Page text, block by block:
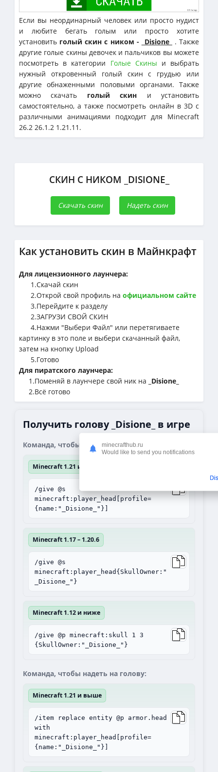
Если вы неординарный человек или просто нудист
и любите бегать голым или просто хотите
установить голый скин с ником - _Disione_
. Также
другие голые скины девочек и пальчиков вы можете
посмотреть в категории Голые Скины и выбрать
нужный откровенный голый скин с грудью или
другие обнаженными половыми органами. Также
можно скачать голый скин и установить
самостоятельно, а также посмотреть онлайн в 3D с
различными анимациями подходит для Minecraft
26.2 26.1.2 1.21.11.
СКИН С НИКОМ _DISIONE_
Скачать скин Надеть скин
Как установить скин в Майнкрафт
Для лицензионного лаунчера:
1.Cкачай скин
2.Открой свой профиль на официальном сайте
3.Перейдите к разделу
2.ЗАГРУЗИ СВОЙ СКИН
4.Нажми "Выбери Файл" или перетягиваете
картинку в это поле и выбери скачанный файл,
затем на кнопку Upload
5.Готово
Для пиратского лаунчера:
1.Поменяй в лаунчере свой ник на
_Disione_
2.Всё готово
Получить голову _Disione_ в игре
Команда, чтобы получить блок:
Minecraft 1.21 и выше
/give @s
minecraft:player_head[profile=
{name:"_Disione_"}]
Minecraft 1.17 – 1.20.6
/give @s
minecraft:player_head{SkullOwner:"
_Disione_"}
Minecraft 1.12 и ниже
/give @p minecraft:skull 1 3
{SkullOwner:"_Disione_"}
Команда, чтобы надеть на голову:
Minecraft 1.21 и выше
/item replace entity @p armor.head
with
minecraft:player_head[profile=
{name:"_Disione_"}]
minecrafthub.ru
Would like to send you notifications